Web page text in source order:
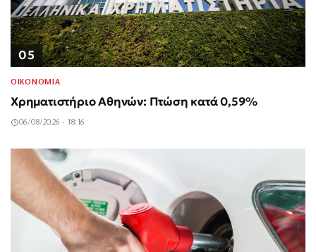
05
ΟΙΚΟΝΟΜΙΑ
Χρηματιστήριο Αθηνών: Πτώση κατά 0,59%
06/08/2026 - 18:16